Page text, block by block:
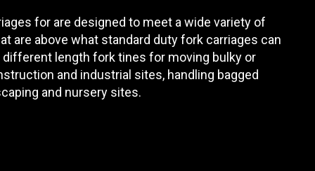
for are designed to meet a wide variety of
are above what standard duty fork carriages can
different length fork tines for moving bulky or
and industrial sites, handling bagged
and nursery sites.